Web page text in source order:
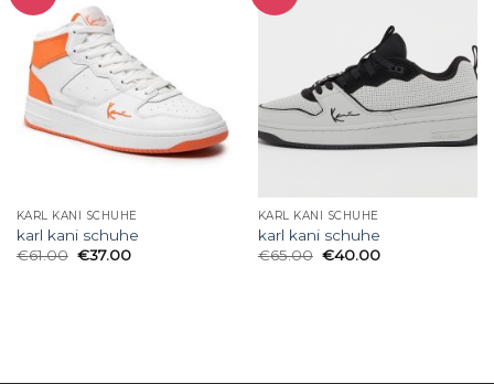
KARL KANI SCHUHE
karl kani schuhe
€61.00 €37.00
KARL KANI SCHUHE
karl kani schuhe
€65.00 €40.00